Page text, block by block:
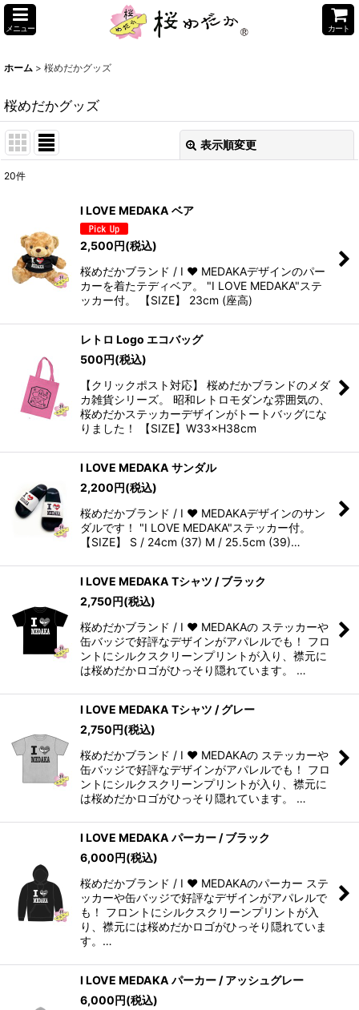
メニュー カート
ホーム > 桜めだかグッズ
桜めだかグッズ
表示順変更
並び順:
絞り込む
20件
I LOVE MEDAKA ベア
2,500円(税込)
桜めだかブランド / I ❤️ MEDAKAデザインのパー
カーを着たテディベア。 "I LOVE MEDAKA"ステ
ッカー付。 【SIZE】 23cm (座高)
レトロ Logo エコバッグ
500円(税込)
【クリックポスト対応】 桜めだかブランドのメダ
カ雑貨シリーズ。 昭和レトロモダンな雰囲気の、
桜めだかステッカーデザインがトートバッグにな
りました！ 【SIZE】W33×H38cm
I LOVE MEDAKA サンダル
2,200円(税込)
桜めだかブランド / I ❤️ MEDAKAデザインのサン
ダルです！ "I LOVE MEDAKA"ステッカー付。
【SIZE】 S / 24cm (37) M / 25.5cm (39)…
I LOVE MEDAKA Tシャツ / ブラック
2,750円(税込)
桜めだかブランド / I ❤️ MEDAKAの ステッカーや
缶バッジで好評なデザインがアパレルでも！ フロ
ントにシルクスクリーンプリントが入り、襟元に
は桜めだかロゴがひっそり隠れています。 …
I LOVE MEDAKA Tシャツ / グレー
2,750円(税込)
桜めだかブランド / I ❤️ MEDAKAの ステッカーや
缶バッジで好評なデザインがアパレルでも！ フロ
ントにシルクスクリーンプリントが入り、襟元に
は桜めだかロゴがひっそり隠れています。 …
I LOVE MEDAKA パーカー / ブラック
6,000円(税込)
桜めだかブランド / I ❤️ MEDAKAのパーカー ステ
ッカーや缶バッジで好評なデザインがアパレルで
も！ フロントにシルクスクリーンプリントが入
り、襟元には桜めだかロゴがひっそり隠れていま
す。…
I LOVE MEDAKA パーカー / アッシュグレー
6,000円(税込)